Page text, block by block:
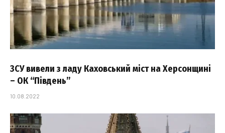
ЗСУ вивели з ладу Каховський міст на Херсонщині
– ОК “Південь”
10.08.2022